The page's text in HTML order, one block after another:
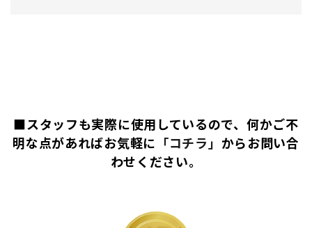
■スタッフも実際に使用しているので、何かご不
明な点があればお気軽に 「コチラ」 からお問い合
わせください。